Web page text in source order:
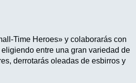
Time Heroes» y colaborarás con
entre una gran variedad de
derrotarás oleadas de esbirros y